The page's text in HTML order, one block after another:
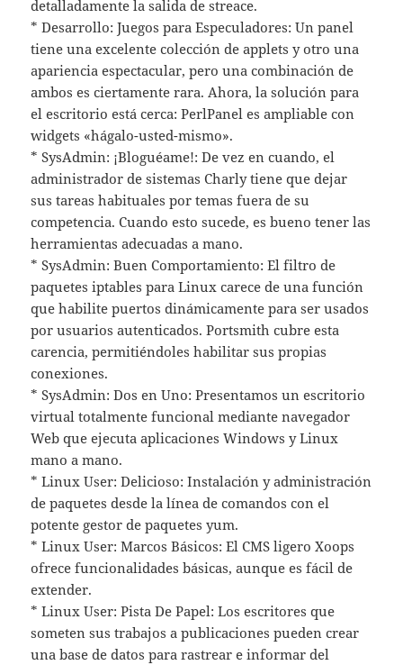
detalladamente la salida de streace.
* Desarrollo: Juegos para Especuladores: Un panel
tiene una excelente colección de applets y otro una
apariencia espectacular, pero una combinación de
ambos es ciertamente rara. Ahora, la solución para
el escritorio está cerca: PerlPanel es ampliable con
widgets «hágalo-usted-mismo».
* SysAdmin: ¡Bloguéame!: De vez en cuando, el
administrador de sistemas Charly tiene que dejar
sus tareas habituales por temas fuera de su
competencia. Cuando esto sucede, es bueno tener las
herramientas adecuadas a mano.
* SysAdmin: Buen Comportamiento: El filtro de
paquetes iptables para Linux carece de una función
que habilite puertos dinámicamente para ser usados
por usuarios autenticados. Portsmith cubre esta
carencia, permitiéndoles habilitar sus propias
conexiones.
* SysAdmin: Dos en Uno: Presentamos un escritorio
virtual totalmente funcional mediante navegador
Web que ejecuta aplicaciones Windows y Linux
mano a mano.
* Linux User: Delicioso: Instalación y administración
de paquetes desde la línea de comandos con el
potente gestor de paquetes yum.
* Linux User: Marcos Básicos: El CMS ligero Xoops
ofrece funcionalidades básicas, aunque es fácil de
extender.
* Linux User: Pista De Papel: Los escritores que
someten sus trabajos a publicaciones pueden crear
una base de datos para rastrear e informar del